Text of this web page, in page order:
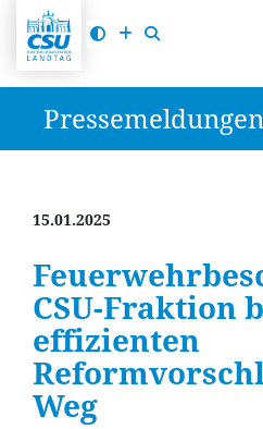
Pressemeldungen
15.01.2025
CSU-Fraktion
effizienten
Weg